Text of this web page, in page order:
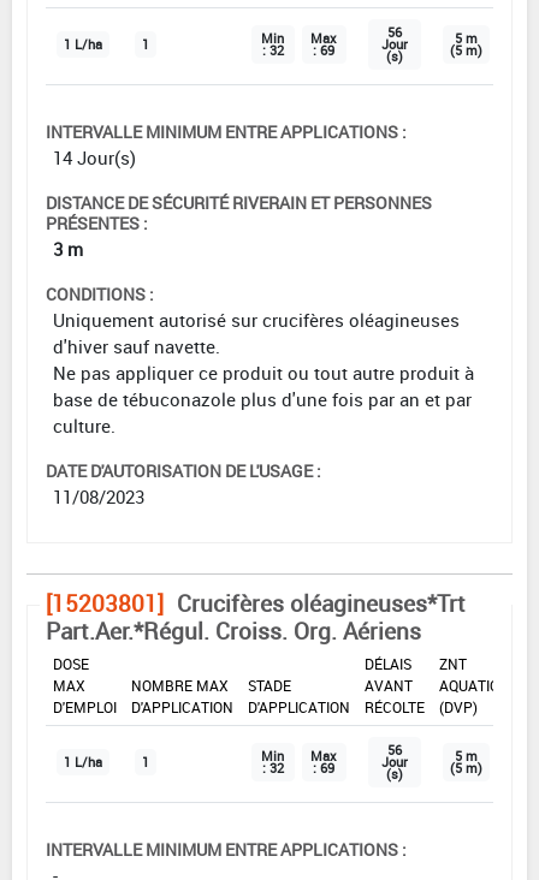
1 L/ha 1 Min
: 32
Max
: 69
56
Jour
(s)
5 m
(5 m)
INTERVALLE MINIMUM ENTRE APPLICATIONS :
14 Jour(s)
DISTANCE DE SÉCURITÉ RIVERAIN ET PERSONNES
PRÉSENTES :
3 m
CONDITIONS :
Uniquement autorisé sur crucifères oléagineuses
d'hiver sauf navette.
Ne pas appliquer ce produit ou tout autre produit à
base de tébuconazole plus d'une fois par an et par
culture.
DATE D'AUTORISATION DE L'USAGE :
11/08/2023
[15203801] Crucifères oléagineuses*Trt
Part.Aer.*Régul. Croiss. Org. Aériens
DOSE
MAX
D'EMPLOI
NOMBRE MAX
D'APPLICATION
STADE
D'APPLICATION
DÉLAIS
AVANT
RÉCOLTE
ZNT
AQUATIQUE
(DVP)
1 L/ha 1 Min
: 32
Max
: 69
56
Jour
(s)
5 m
(5 m)
INTERVALLE MINIMUM ENTRE APPLICATIONS :
-